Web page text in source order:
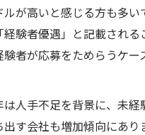
ルが高いと感じる方も多い
験者優遇」と記載される
者が応募をためらうケー
は人手不足を背景に、未
出す会社も増加傾向にあり